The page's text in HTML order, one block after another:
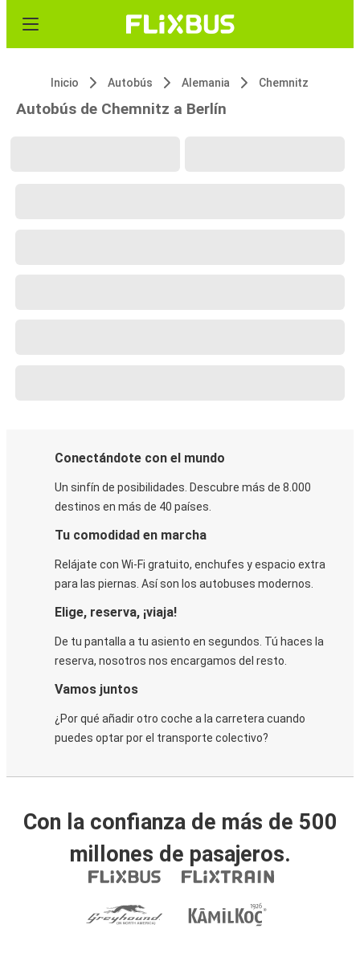
Inicio Autobús Alemania Chemnitz
Autobús de Chemnitz a Berlín
Conectándote con el mundo
Un sinfín de posibilidades. Descubre más de 8.000
destinos en más de 40 países.
Tu comodidad en marcha
Relájate con Wi-Fi gratuito, enchufes y espacio extra
para las piernas. Así son los autobuses modernos.
Elige, reserva, ¡viaja!
De tu pantalla a tu asiento en segundos. Tú haces la
reserva, nosotros nos encargamos del resto.
Vamos juntos
¿Por qué añadir otro coche a la carretera cuando
puedes optar por el transporte colectivo?
Con la confianza de más de 500
millones de pasajeros.